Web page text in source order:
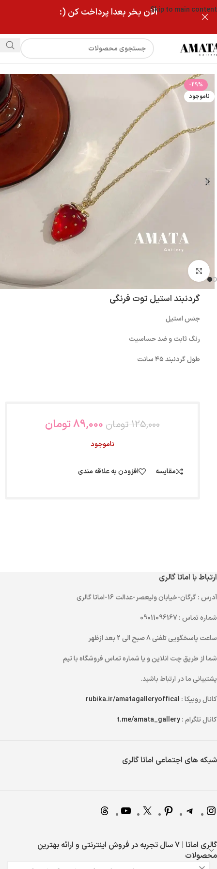
Skip to main contentالان بخر بعدا پرداخت کن (:
فروشگاه گردنبند استیل توت فرنگی
-29%
ناموجود
بزرگنمایی تصویر
گردنبند استیل توت فرنگی
جنس استیل
رنگ ثابت و ضد حساسیت
طول گردنبند ۴۵ سانت
125,000 تومان 89,000تومان
ناموجود
مقایسه افزودن به علاقه مندی
ارتباط با اماتا گالری
آدرس: گرگان-خیابان ولیعصر-عدالت 16-اماتا گالری
شماره تماس: 09011096167
ساعت پاسخگویی تلفنی
شما از طریقچت انلاینو یاشماره تماسفروشگاه با تیم
پشتیبانی ما در ارتباط باشید.
کانال روبیکا : rubika.ir/amatagalleryoffical
کانال تلگرام :t.me/amata_gallery
شبکه های اجتماعی اماتا گالری
گالری اماتا | 7 سال تجربه در فروش اینترنتی و ارائه بهترین
محصولات